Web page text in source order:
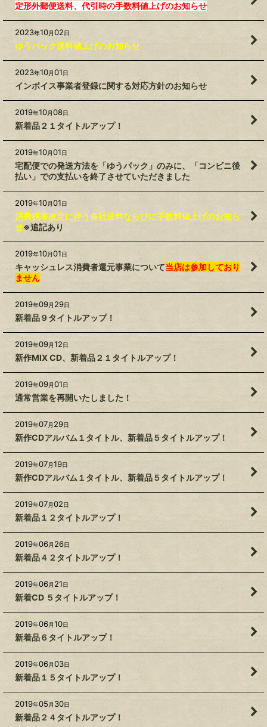
定形外郵便送料、代引時の手数料値上げのお知らせ
2023年10月02日
ゆうパック送料値上げのお知らせ
2023年10月01日
インボイス事業者登録に関する対応方針のお知らせ
2019年10月08日
新着品２１タイトルアップ！
2019年10月01日
宅配便での発送方法を「ゆうパック」のみに、「コンビニ後
払い」での支払いを終了させていただきました
2019年10月01日
消費税率改定に伴う各社送料ならびに手数料値上げのお知ら
せ※追記あり
2019年10月01日
キャッシュレス消費者還元事業について当店は参加しており
ません
2019年09月 29日
新着品９タイトルアップ！
2019年09月12日
新作MIX CD、新着品２１タイトルアップ！
2019年09月01日
通常営業を再開いたしました！
2019年07月 29日
新作CDアルバム１タイトル、新着品５タイトルアップ！
2019年07月19日
新作CDアルバム１タイトル、新着品５タイトルアップ！
2019年07月02日
新着品１２タイトルアップ！
2019年06月 26日
新着品４２タイトルアップ！
2019年06月 21日
新着CD ５タイトルアップ！
2019年06月10日
新着品６タイトルアップ！
2019年06月03日
新着品１５タイトルアップ！
2019年05 月 30日
新着品２４タイトルアップ！